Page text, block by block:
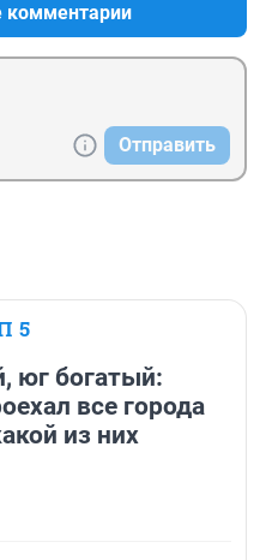
комментарии
Отправить
5
юг богатый:
все города
из них